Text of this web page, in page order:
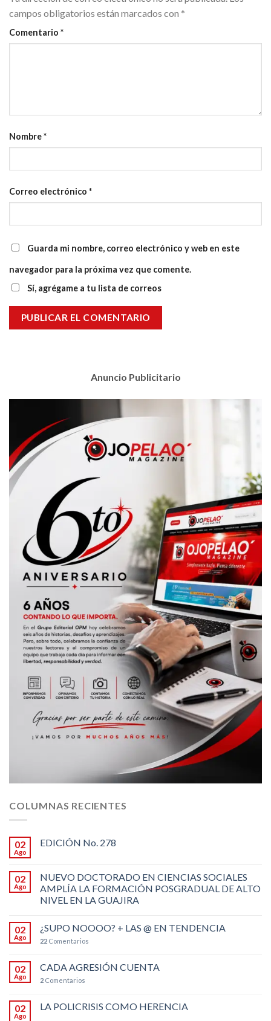
campos obligatorios están marcados con *
Comentario *
Nombre*
Correo electrónico *
Guarda mi nombre, correo electrónico y web en este
navegador para la próxima vez que comente.
Sí, agrégame a tu lista de correos
Anuncio Publicitario
COLUMNAS RECIENTES
02
Ago
EDICIÓN No. 278
02
Ago
NUEVO DOCTORADO EN CIENCIAS SOCIALES
AMPLÍA LA FORMACIÓN POSGRADUAL DE ALTO
NIVEL EN LA GUAJIRA
02
Ago
¿SUPO NOOOO? + LAS @ EN TENDENCIA
22 Comentarios
02
Ago
CADA AGRESIÓN CUENTA
2 Comentarios
02
Ago
LA POLICRISIS COMO HERENCIA